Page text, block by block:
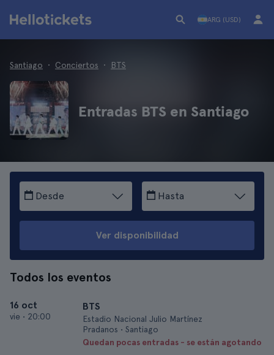
ARG (USD)
Santiago Conciertos BTS
Entradas BTS en Santiago
Desde Hasta
Ver disponibilidad
Todos los eventos
16 oct
vie • 20:00
BTS
Estadio Nacional Julio Martínez
Pradanos • Santiago
Quedan pocas entradas - se están agotando